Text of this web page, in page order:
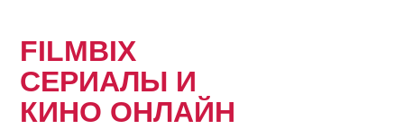
FILMBIX
СЕРИАЛЫ И
КИНО ОНЛАЙН